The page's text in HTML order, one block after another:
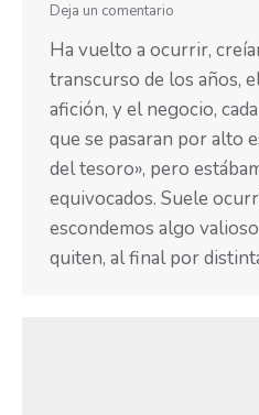
Deja un comentario
Ha vuelto a ocurrir,
transcurso de los años,
afición, y el negocio,
que se pasaran por alto
del tesoro», pero
equivocados. Suele
escondemos algo
quiten, al final por